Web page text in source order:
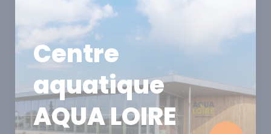
Centre
aquatique
AQUA LOIRE